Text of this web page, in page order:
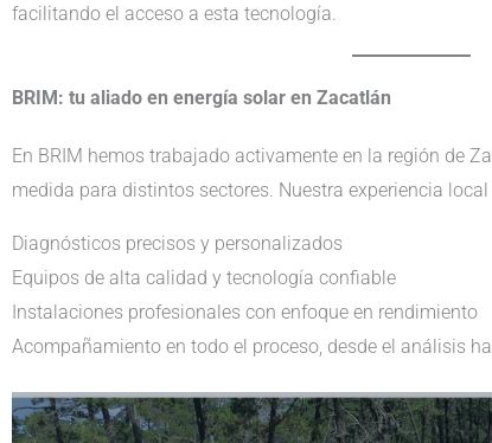
facilitando el acceso a esta tecnología.
BRIM: tu aliado en energía solar en Zacatlán
En BRIM hemos trabajado activamente en la región de
medida para distintos sectores. Nuestra experiencia
Diagnósticos precisos y personalizados
Equipos de alta calidad y tecnología confiable
Instalaciones profesionales con enfoque en rendimiento
Acompañamiento en todo el proceso, desde el análisis